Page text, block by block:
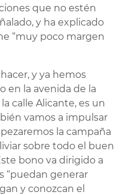
que no estén
y ha explicado
“muy poco margen
y ya hemos
en la avenida de la
calle Alicante, es un
vamos a impulsar
la campaña
sobre todo el buen
bono va dirigido a
“puedan generar
y conozcan el